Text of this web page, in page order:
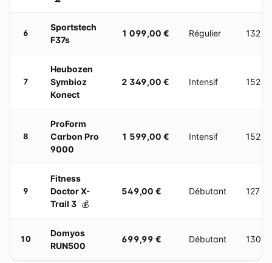
6
Sportstech
F37s
1 099,00 € Régulier 132 ×
7
Heubozen
Symbioz
Konect
2 349,00 € Intensif 152 ×
8
ProForm
Carbon Pro
9000
1 599,00 € Intensif 152 ×
9
Fitness
Doctor X-
Trail 3 💰
549,00 € Débutant 127 ×
10
Domyos
RUN500
699,99 € Débutant 130 ×